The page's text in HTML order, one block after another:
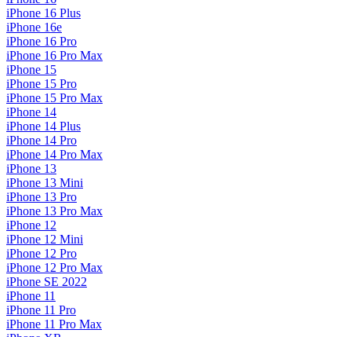
iPhone 16 Plus
iPhone 16e
iPhone 16 Pro
iPhone 16 Pro Max
iPhone 15
iPhone 15 Pro
iPhone 15 Pro Max
iPhone 14
iPhone 14 Plus
iPhone 14 Pro
iPhone 14 Pro Max
iPhone 13
iPhone 13 Mini
iPhone 13 Pro
iPhone 13 Pro Max
iPhone 12
iPhone 12 Mini
iPhone 12 Pro
iPhone 12 Pro Max
iPhone SE 2022
iPhone 11
iPhone 11 Pro
iPhone 11 Pro Max